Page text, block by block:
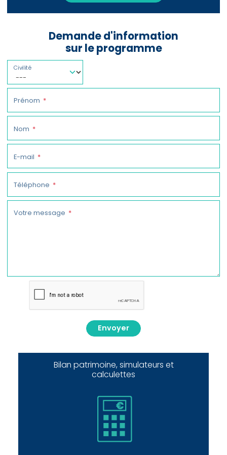
Demande d'information
sur le programme
Civilité
Prénom
Nom
E-mail
Téléphone
Votre message
Envoyer
Bilan patrimoine, simulateurs et
calculettes